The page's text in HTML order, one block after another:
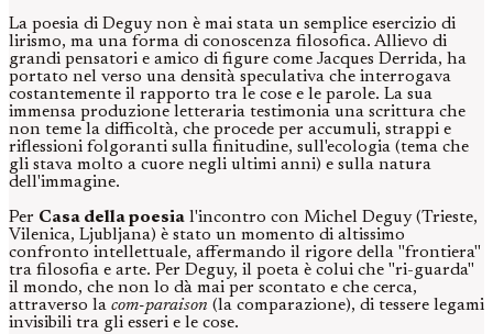
La poesia di Deguy non è mai stata un semplice esercizio di
lirismo, ma una forma di conoscenza filosofica. Allievo di
grandi pensatori e amico di figure come Jacques Derrida, ha
portato nel verso una densità speculativa che interrogava
costantemente il rapporto tra le cose e le parole. La sua
immensa produzione letteraria testimonia una scrittura che
non teme la difficoltà, che procede per accumuli, strappi e
riflessioni folgoranti sulla finitudine, sull'ecologia (tema che
gli stava molto a cuore negli ultimi anni) e sulla natura
dell'immagine.
Per Casa della poesia l'incontro con Michel Deguy (Trieste,
Vilenica, Ljubljana) è stato un momento di altissimo
confronto intellettuale, affermando il rigore della "frontiera"
tra filosofia e arte. Per Deguy, il poeta è colui che "ri-guarda"
il mondo, che non lo dà mai per scontato e che cerca,
attraverso la com-paraison (la comparazione), di tessere legami
invisibili tra gli esseri e le cose.